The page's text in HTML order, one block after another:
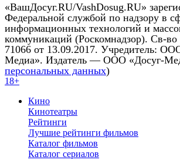
«ВашДосуг.RU/VashDosug.RU»
Федеральной службой по надзору в
информационных технологий и
коммуникаций (Роскомнадзор).
71066 от 13.09.2017. Учредитель:
Медиа». Издатель — ООО «Досуг-
персональных данных)
18+
Кино
Кинотеатры
Рейтинги
Лучшие рейтинги фильмов
Каталог фильмов
Каталог сериалов